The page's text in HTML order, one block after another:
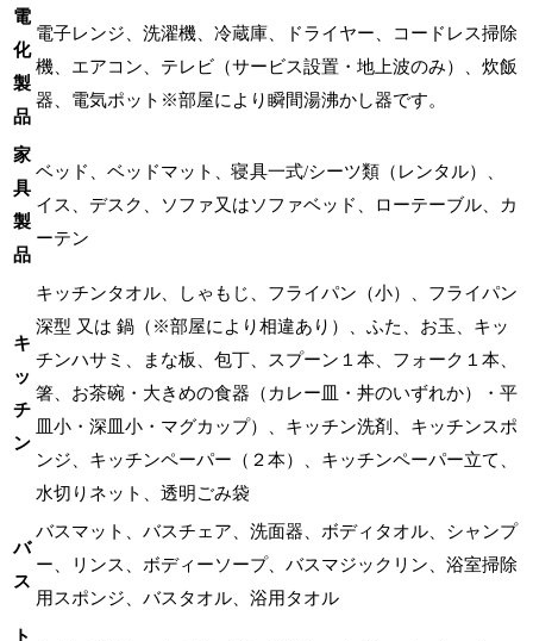
電
化
製
品
電子レンジ、洗濯機、冷蔵庫、ドライヤー、コードレス掃除
機、エアコン、テレビ（サービス設置・地上波のみ）、炊飯
器、電気ポット※部屋により瞬間湯沸かし器です。
家
具
製
品
ベッド、ベッドマット、寝具一式/シーツ類（レンタル）、
イス、デスク、ソファ又はソファベッド、ローテーブル、カ
ーテン
キ
ッ
チ
ン
キッチンタオル、しゃもじ、フライパン（小）、フライパン
深型 又は 鍋（※部屋により相違あり）、ふた、お玉、キッ
チンハサミ、まな板、包丁、スプーン１本、フォーク１本、
箸、お茶碗・大きめの食器（カレー皿・丼のいずれか）・平
皿小・深皿小・マグカップ）、キッチン洗剤、キッチンスポ
ンジ、キッチンペーパー（２本）、キッチンペーパー立て、
水切りネット、透明ごみ袋
バ
ス
バスマット、バスチェア、洗面器、ボディタオル、シャンプ
ー、リンス、ボディーソープ、バスマジックリン、浴室掃除
用スポンジ、バスタオル、浴用タオル
ト